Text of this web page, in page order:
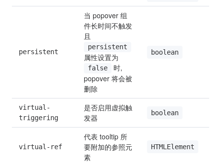
persistent
当 popover 组
件长时间不触发
persistent
false
时,
popover 将会被
删除
boolean
virtual-
triggering
是否启用虚拟触
发器
boolean
virtual-ref
代表 tooltip 所
要附加的参照元
素
HTMLElement